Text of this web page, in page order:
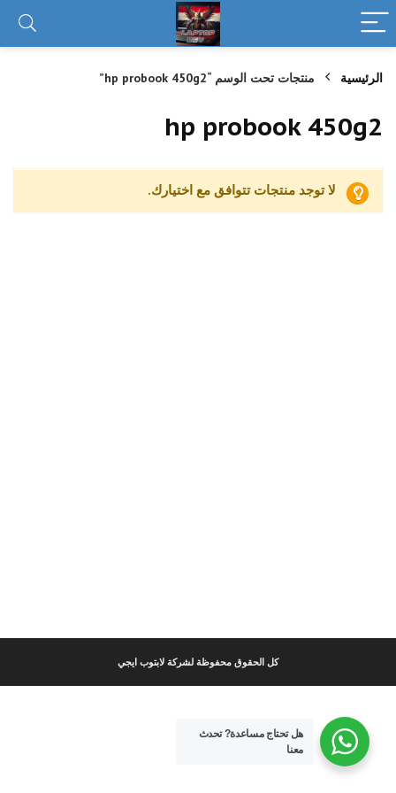
الرئيسية منتجات تحت الوسم “hp probook 450g2”
hp probook 450g2
لا توجد منتجات تتوافق مع اختيارك.
كل الحقوق محفوظة لشركة لابتوب ايجي
هل تحتاج مساعدة?تحدث
معنا